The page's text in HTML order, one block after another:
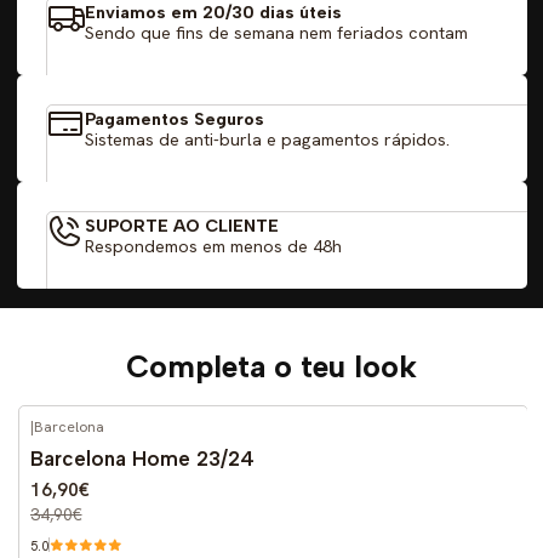
Enviamos em 20/30 dias úteis
Sendo que fins de semana nem feriados contam
Pagamentos Seguros
Sistemas de anti-burla e pagamentos rápidos.
SUPORTE AO CLIENTE
Respondemos em menos de 48h
Completa o teu look
-52%
|Barcelona
Barcelona Home 23/24
16,90€
34,90€
5.0